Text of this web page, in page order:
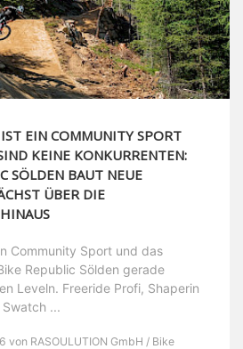
EIN COMMUNITY SPORT
KEINE KONKURRENTEN:
SÖLDEN BAUT NEUE
ÜBER DIE
Community Sport und das
Republic Sölden gerade
Leveln. Freeride Profi, Shaperin
...
von RASOULUTION GmbH / Bike